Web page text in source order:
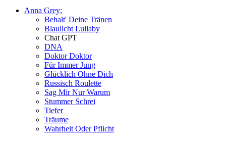
Anna Grey:
Behalt' Deine Tränen
Blaulicht Lullaby
Chat GPT
DNA
Doktor Doktor
Für Immer Jung
Glücklich Ohne Dich
Russisch Roulette
Sag Mir Nur Warum
Stummer Schrei
Tiefer
Träume
Wahrheit Oder Pflicht